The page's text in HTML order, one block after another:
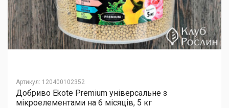
Артикул: 120400102352
Добриво Еkote Premium універсальне з
мікроелементами на 6 місяців, 5 кг